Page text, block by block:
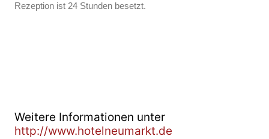
Rezeption ist 24 Stunden besetzt.
Weitere Informationen unter
http://www.hotelneumarkt.de